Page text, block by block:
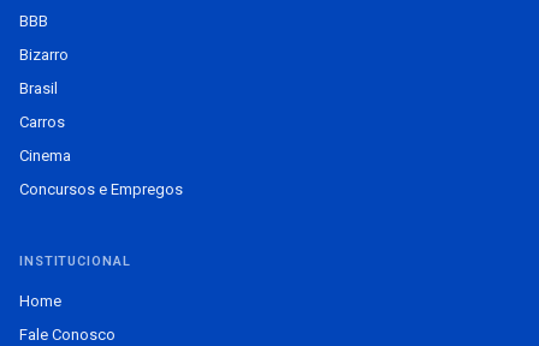
BBB
Bizarro
Brasil
Carros
Cinema
Concursos e Empregos
INSTITUCIONAL
Home
Fale Conosco